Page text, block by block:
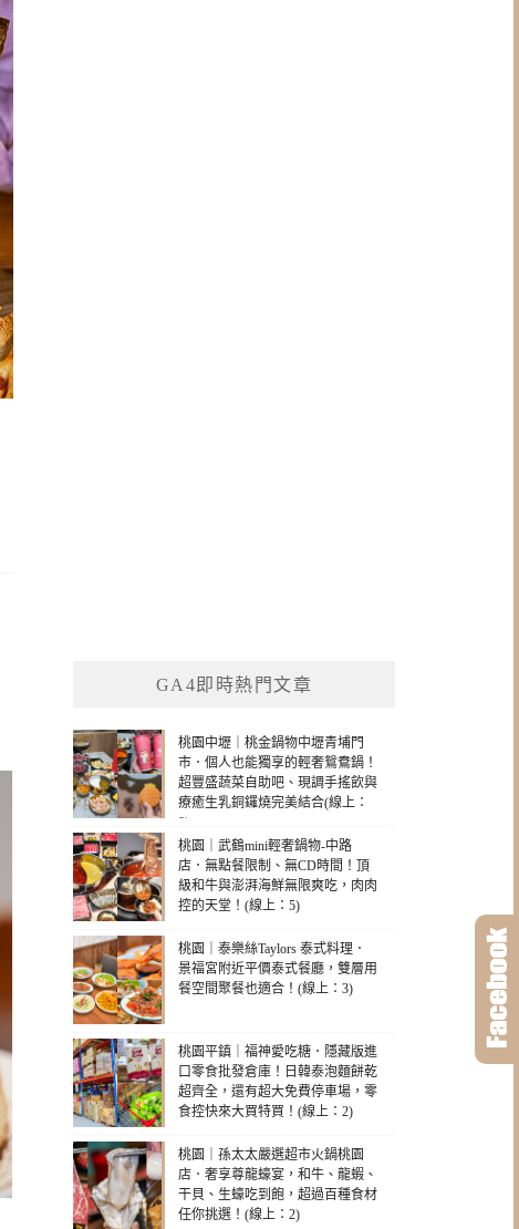
GA4即時熱門文章
桃園中壢｜桃金鍋物中壢青埔門
市．個人也能獨享的輕奢鴛鴦鍋！
超豐盛蔬菜自助吧、現調手搖飲與
療癒生乳銅鑼燒完美結合(線上：
8)
桃園｜武鶴mini輕奢鍋物-中路
店．無點餐限制、無CD時間！頂
級和牛與澎湃海鮮無限爽吃，肉肉
控的天堂！(線上：5)
桃園｜泰樂絲Taylors 泰式料理．
景福宮附近平價泰式餐廳，雙層用
餐空間聚餐也適合！(線上：3)
桃園平鎮｜福神愛吃糖．隱藏版進
口零食批發倉庫！日韓泰泡麵餅乾
超齊全，還有超大免費停車場，零
食控快來大買特買！(線上：2)
桃園｜孫太太嚴選超市火鍋桃園
店．奢享尊龍蠔宴，和牛、龍蝦、
干貝、生蠔吃到飽，超過百種食材
任你挑選！(線上：2)